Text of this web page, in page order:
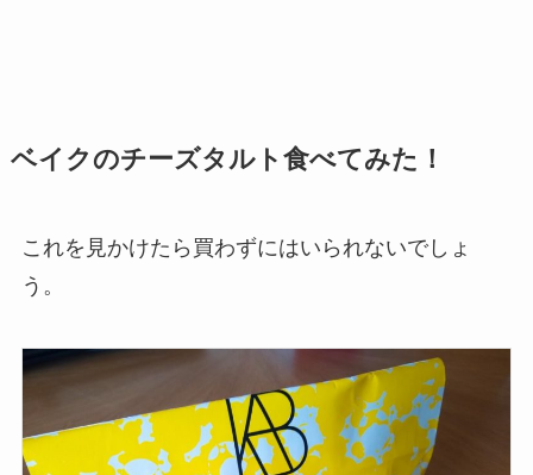
ベイクのチーズタルト食べてみた！
これを見かけたら買わずにはいられないでしょ
う。